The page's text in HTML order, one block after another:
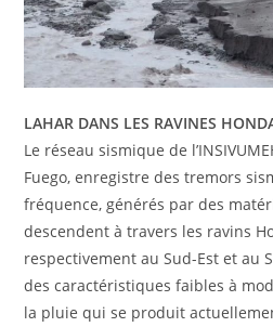
LAHAR DANS LES RAVINES
Le réseau sismique de
Fuego, enregistre des tremors
fréquence, générés par des
descendent à travers les ravins
respectivement au Sud-Est et au
des caractéristiques faibles à
la pluie qui se produit